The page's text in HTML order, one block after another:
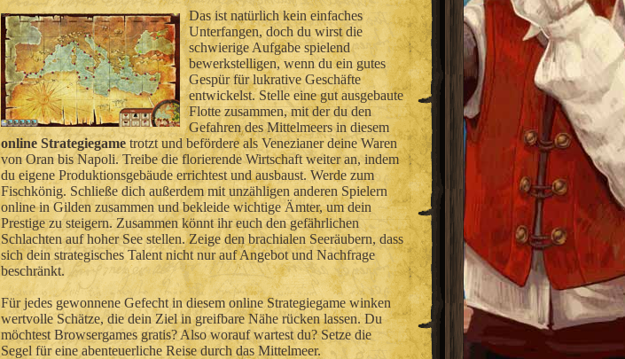
Das ist natürlich kein einfaches
Unterfangen, doch du wirst die
schwierige Aufgabe spielend
bewerkstelligen, wenn du ein gutes
Gespür für lukrative Geschäfte
entwickelst. Stelle eine gut ausgebaute
Flotte zusammen, mit der du den
Gefahren des Mittelmeers in diesem
online Strategiegame trotzt und befördere als Venezianer deine Waren
von Oran bis Napoli. Treibe die florierende Wirtschaft weiter an, indem
du eigene Produktionsgebäude errichtest und ausbaust. Werde zum
Fischkönig. Schließe dich außerdem mit unzähligen anderen Spielern
online in Gilden zusammen und bekleide wichtige Ämter, um dein
Prestige zu steigern. Zusammen könnt ihr euch den gefährlichen
Schlachten auf hoher See stellen. Zeige den brachialen Seeräubern, dass
sich dein strategisches Talent nicht nur auf Angebot und Nachfrage
beschränkt.
Für jedes gewonnene Gefecht in diesem online Strategiegame winken
wertvolle Schätze, die dein Ziel in greifbare Nähe rücken lassen. Du
möchtest Browsergames gratis? Also worauf wartest du? Setze die
Segel für eine abenteuerliche Reise durch das Mittelmeer.